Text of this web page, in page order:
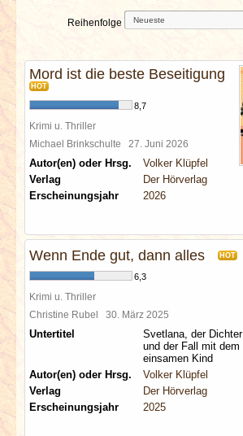
VERLOSUNGEN
SPECIALS
REDAKTION
LINKS
Reihenfolge
Mord ist die beste Beseitigung
HOT
8,7
Krimi u. Thriller
Michael Brinkschulte 27. Juni 2026
Autor(en) oder Hrsg.
Volker Klüpfel
Verlag
Der Hörverlag
Erscheinungsjahr
2026
Wenn Ende gut, dann alles HOT
6,3
Krimi u. Thriller
Christine Rubel 30. März 2025
Untertitel
Svetlana, der Dichter
und der Fall mit dem
einsamen Kind
Autor(en) oder Hrsg.
Volker Klüpfel
Verlag
Der Hörverlag
Erscheinungsjahr
2025